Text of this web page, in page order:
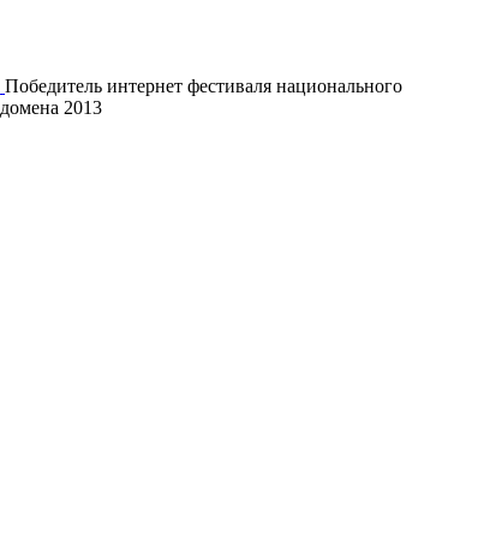
Победитель интернет фестиваля национального
домена 2013